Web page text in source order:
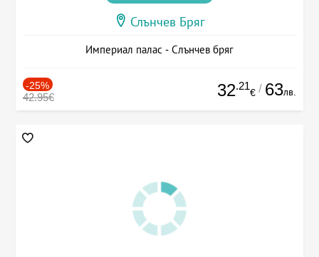
Слънчев Бряг
Империал палас - Слънчев бряг
-25%
42.95€ 32.21
€ / 63лв.